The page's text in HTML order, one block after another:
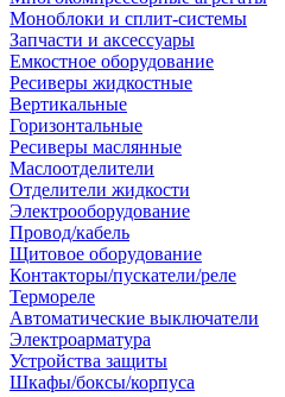
Моноблоки и сплит-системы
Запчасти и аксессуары
Емкостное оборудование
Ресиверы жидкостные
Вертикальные
Горизонтальные
Ресиверы маслянные
Маслоотделители
Отделители жидкости
Электрооборудование
Провод/кабель
Щитовое оборудование
Контакторы/пускатели/реле
Термореле
Автоматические выключатели
Электроарматура
Устройства защиты
Шкафы/боксы/корпуса